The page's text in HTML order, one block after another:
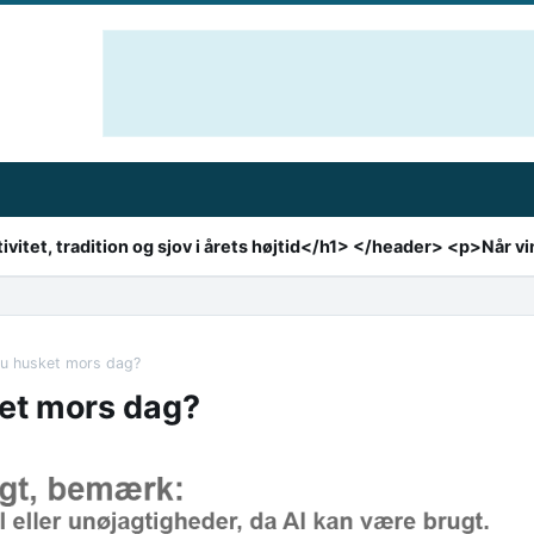
husket mors dag?
mors dag?